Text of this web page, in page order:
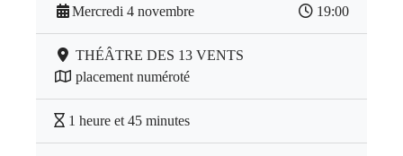
Mercredi 4 novembre 19:00
THÉÂTRE DES 13 VENTS
placement numéroté
1 heure et 45 minutes